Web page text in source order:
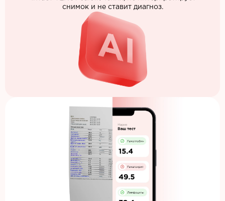
снимок и не ставит диагноз.